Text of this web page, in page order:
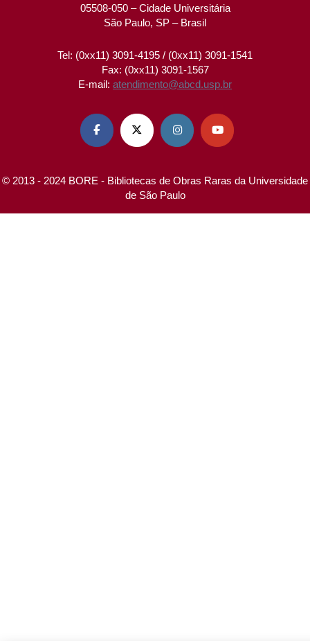
05508-050 – Cidade Universitária
São Paulo, SP – Brasil
Tel: (0xx11) 3091-4195 / (0xx11) 3091-1541
Fax: (0xx11) 3091-1567
E-mail: atendimento@abcd.usp.br
   
© 2013 - 2024 BORE - Bibliotecas de Obras Raras da Universidade
de São Paulo